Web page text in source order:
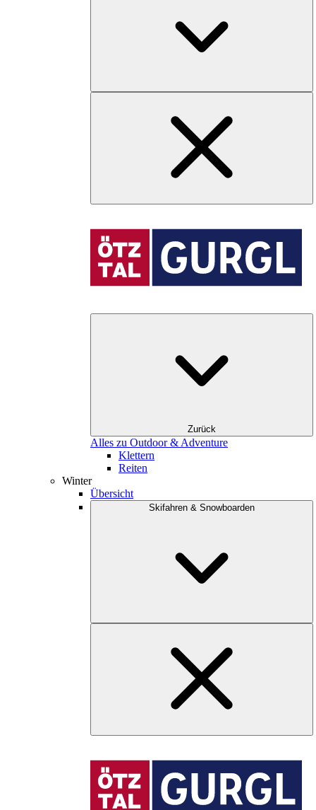
Zurück
Alles zu Outdoor & Adventure
Klettern
Reiten
Winter
Übersicht
Skifahren & Snowboarden